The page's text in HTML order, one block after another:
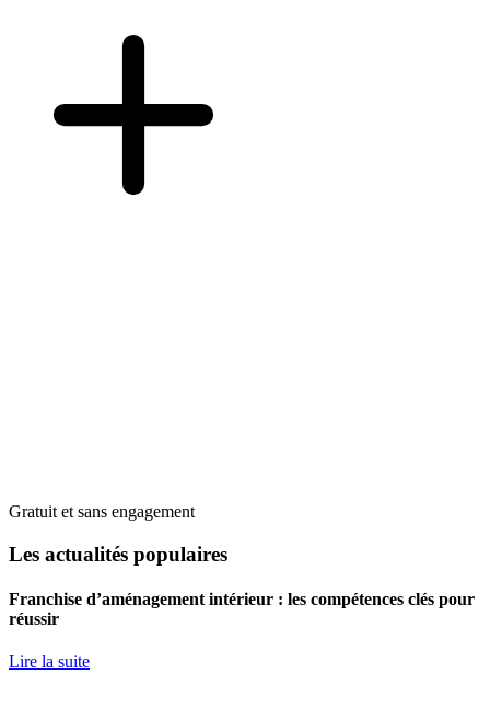
Gratuit et sans engagement
Les actualités populaires
Franchise d’aménagement intérieur : les compétences clés pour
réussir
Lire la suite